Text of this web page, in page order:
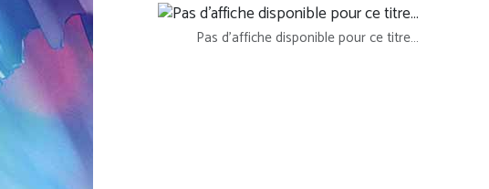
Pas d'affiche disponible pour ce titre…